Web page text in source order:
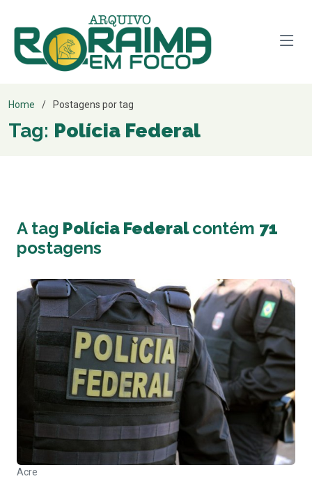
Home Postagens por tag
Tag: Polícia Federal
A tag Polícia Federalcontém 71
postagens
Acre